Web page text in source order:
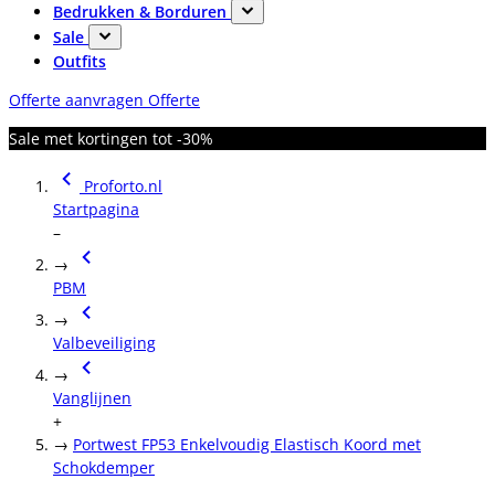
Bedrukken & Borduren
Sale
Outfits
Offerte aanvragen Offerte
Sale met kortingen tot -30%
Proforto.nl
Startpagina
–
→
PBM
→
Valbeveiliging
→
Vanglijnen
+
→ Portwest FP53 Enkelvoudig Elastisch Koord met
Schokdemper